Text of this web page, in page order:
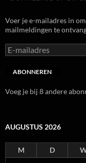
Voer je e-mailadres in
mailmeldingen te
E-
mailadres
ABONNEREN
Voeg je bij 8 andere
AUGUSTUS 2026
M D